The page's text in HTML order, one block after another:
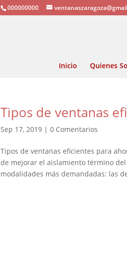
000000000
Inicio Quienes
Tipos de ventanas
Sep 17, 2019 |0 Comentarios
Tipos de ventanas eficientes para
de mejorar el aislamiento término
modalidades más demandadas: las